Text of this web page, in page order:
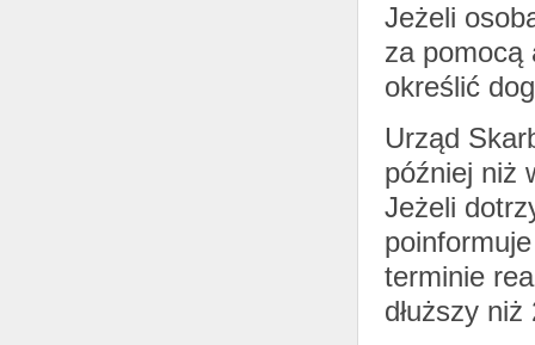
Jeżeli
za pomocą
określić
Urząd
później niż
Jeżeli
terminie
dłuższy